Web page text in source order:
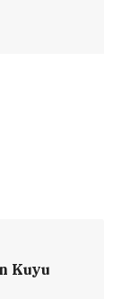
Kuyu